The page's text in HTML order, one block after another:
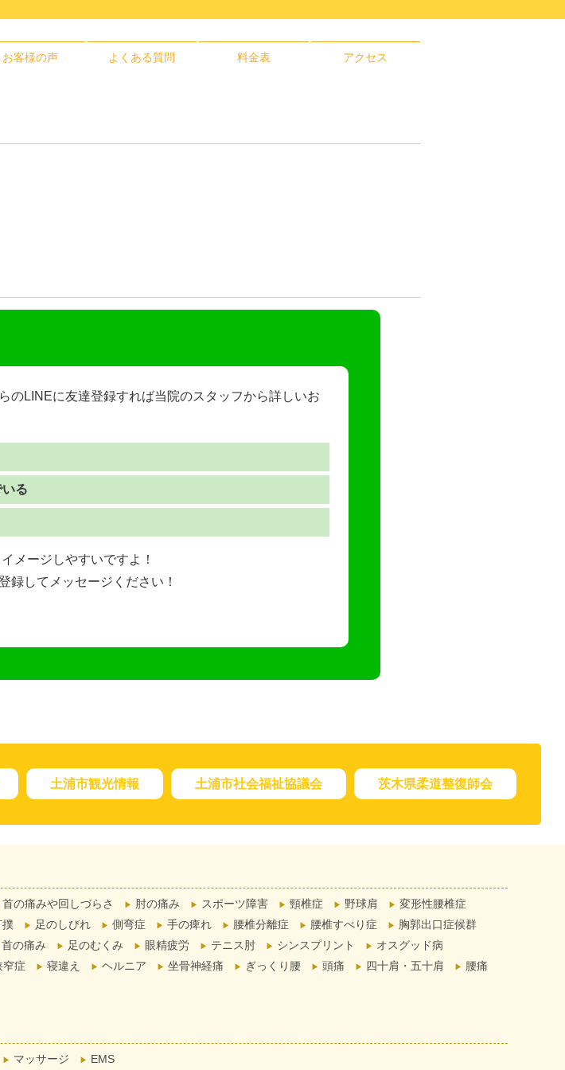
お客様の声 よくある質問 料金表 アクセス
のLINEに友達登録すれば当院のスタッフから詳しいお
る
メージしやすいですよ！
録してメッセージください！
土浦市観光情報 土浦市社会福祉協議会 茨木県柔道整復師会
首の痛みや回しづらさ 肘の痛み スポーツ障害 頸椎症 野球肩
変形性腰椎症
撲 足のしびれ 側弯症 手の痺れ 腰椎分離症 腰椎すべり症
胸郭出口症候群
首の痛み 足のむくみ 眼精疲労 テニス肘 シンスプリント
オスグッド病
窄症 寝違え ヘルニア 坐骨神経痛 ぎっくり腰 頭痛 四十肩・五十肩
腰痛
マッサージ EMS